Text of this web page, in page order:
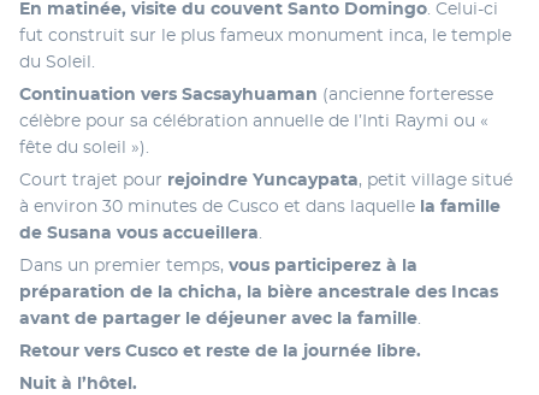
En matinée, visite du couvent Santo Domingo. Celui-ci
fut construit sur le plus fameux monument inca, le temple
du Soleil.
Continuation vers Sacsayhuaman (ancienne forteresse
célèbre pour sa célébration annuelle de l’Inti Raymi ou «
fête du soleil »).
Court trajet pour rejoindre Yuncaypata, petit village situé
à environ 30 minutes de Cusco et dans laquelle la famille
de Susana vous accueillera.
Dans un premier temps, vous participerez à la
préparation de la chicha, la bière ancestrale des Incas
avant de partager le déjeuner avec la famille.
Retour vers Cusco et reste de la journée libre.
Nuit à l’hôtel.